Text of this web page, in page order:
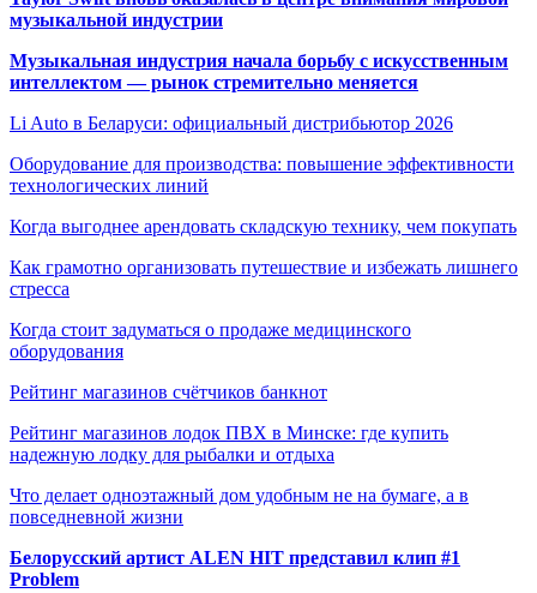
музыкальной индустрии
Музыкальная индустрия начала борьбу с искусственным
интеллектом — рынок стремительно меняется
Li Auto в Беларуси: официальный дистрибьютор 2026
Оборудование для производства: повышение эффективности
технологических линий
Когда выгоднее арендовать складскую технику, чем покупать
Как грамотно организовать путешествие и избежать лишнего
стресса
Когда стоит задуматься о продаже медицинского
оборудования
Рейтинг магазинов счётчиков банкнот
Рейтинг магазинов лодок ПВХ в Минске: где купить
надежную лодку для рыбалки и отдыха
Что делает одноэтажный дом удобным не на бумаге, а в
повседневной жизни
Белорусский артист ALEN HIT представил клип #1
Problem